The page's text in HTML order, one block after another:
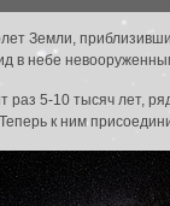
Земли,
в небе
5-10 тысяч лет,
к ним